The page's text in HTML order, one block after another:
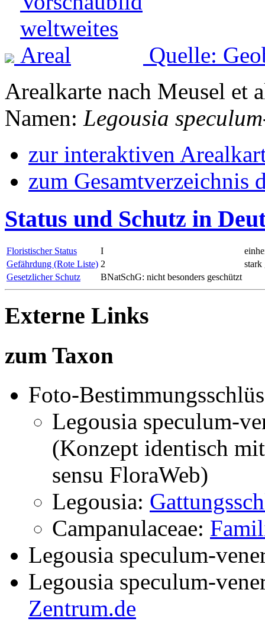
Quelle:
Arealkarte nach Meusel et
Namen: Legousia
zur interaktiven
zum Gesamtverzeichnis
Status und Schutz in
Floristischer Status I
Gefährdung (Rote Liste) 2
stark
Gesetzlicher Schutz
BNatSchG: nicht besonders geschützt
Externe Links
zum Taxon
Foto-
Legousia speculum-
(Konzept identisch
sensu FloraWeb)
Legousia:
Campanulaceae:
Legousia speculum-
Legousia speculum-
Zentrum.de